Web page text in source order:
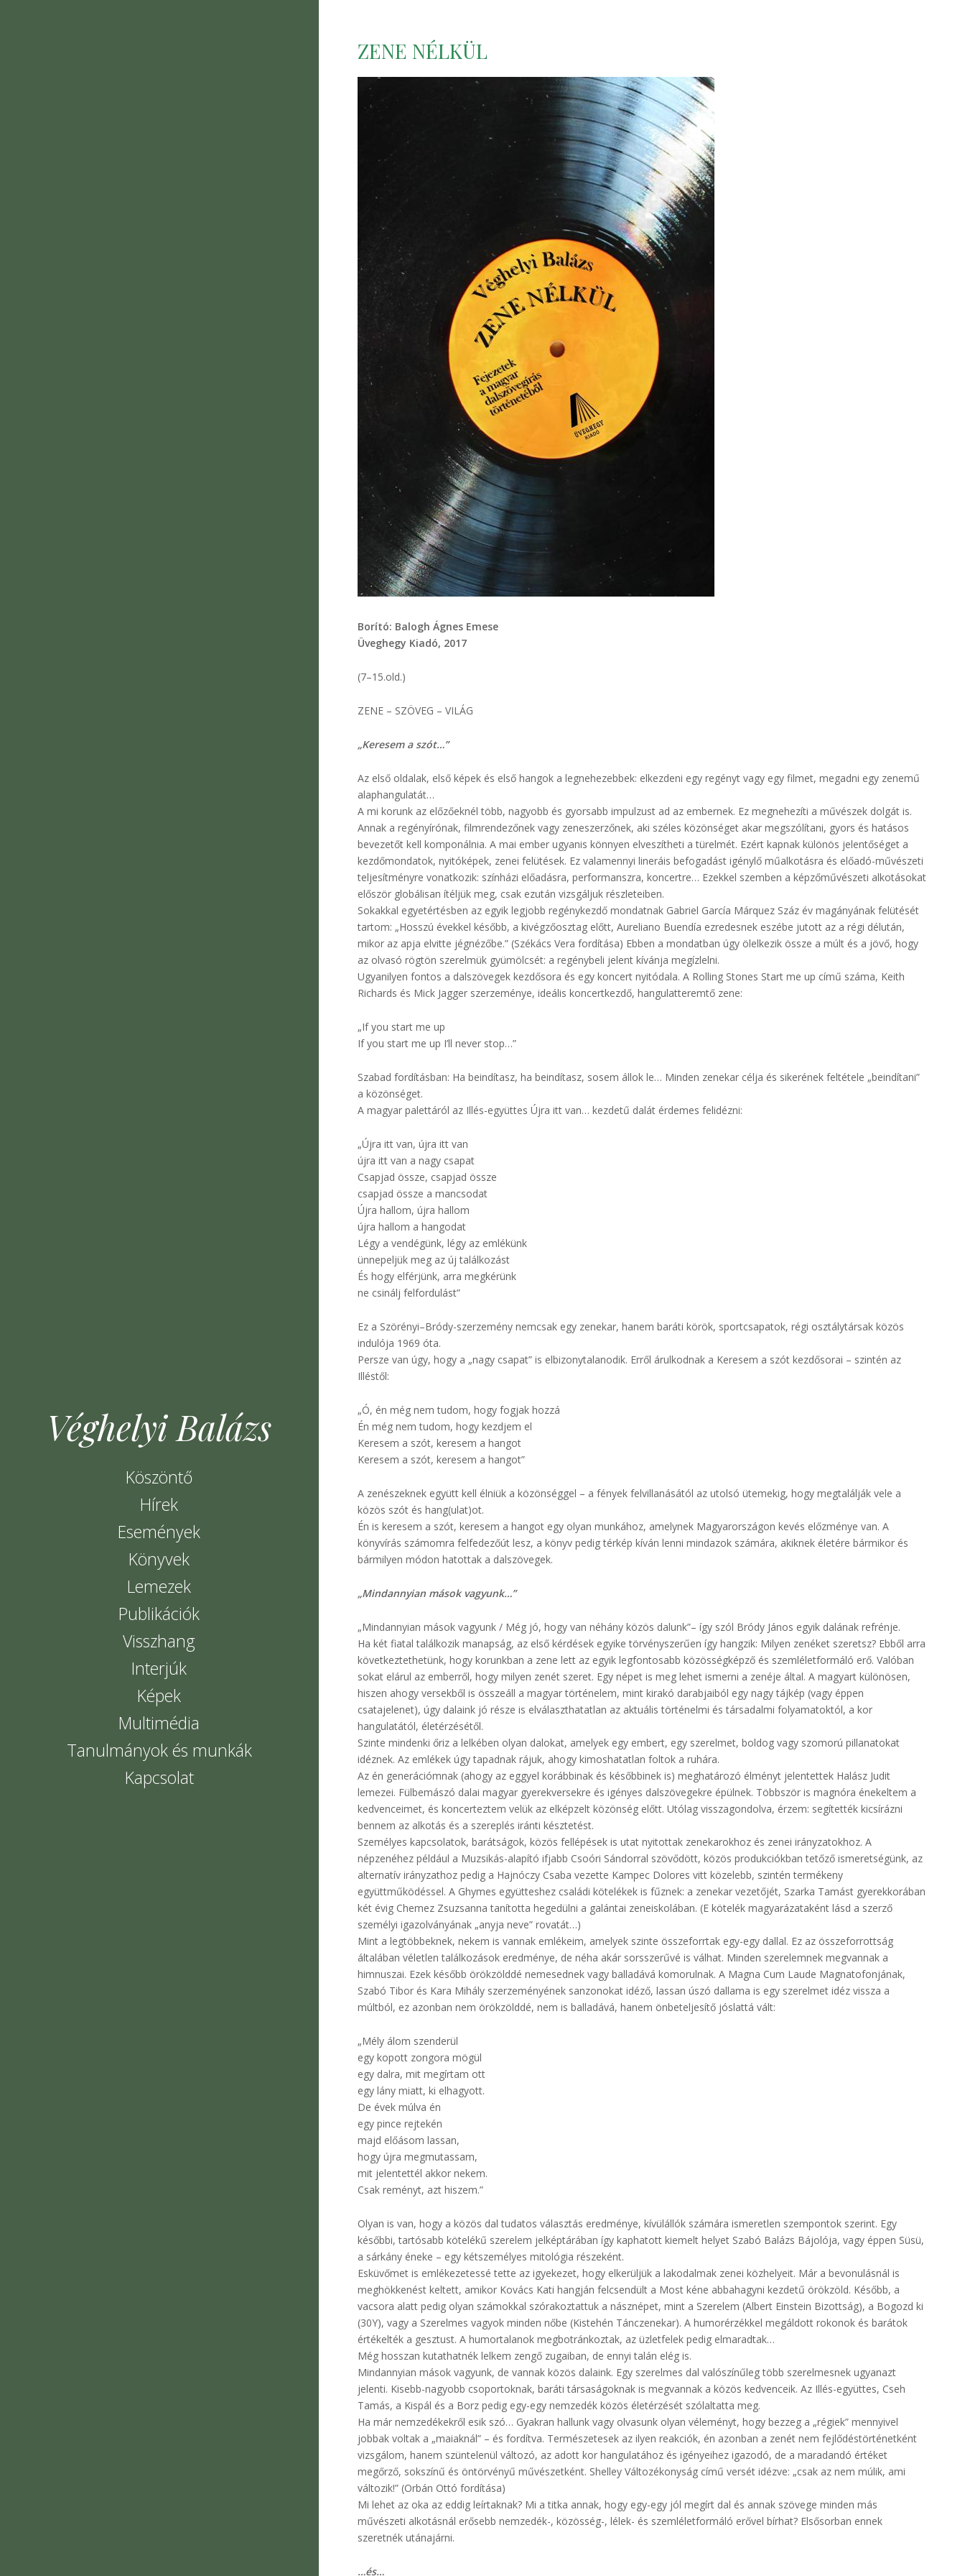
Véghelyi Balázs
Köszöntő
Hírek
Események
Könyvek
Lemezek
Publikációk
Visszhang
Interjúk
Képek
Multimédia
Tanulmányok és munkák
Kapcsolat
ZENE NÉLKÜL
Borító: Balogh Ágnes Emese
Üveghegy Kiadó, 2017
(7–15.old.)
ZENE – SZÖVEG – VILÁG
„Keresem a szót…”
Az első oldalak, első képek és első hangok a legnehezebbek: elkezdeni egy regényt vagy egy filmet, megadni egy zenemű
alaphangulatát…
A mi korunk az előzőeknél több, nagyobb és gyorsabb impulzust ad az embernek. Ez megnehezíti a művészek dolgát is.
Annak a regényírónak, filmrendezőnek vagy zeneszerzőnek, aki széles közönséget akar megszólítani, gyors és hatásos
bevezetőt kell komponálnia. A mai ember ugyanis könnyen elveszítheti a türelmét. Ezért kapnak különös jelentőséget a
kezdőmondatok, nyitóképek, zenei felütések. Ez valamennyi lineráis befogadást igénylő műalkotásra és előadó-művészeti
teljesítményre vonatkozik: színházi előadásra, performanszra, koncertre… Ezekkel szemben a képzőművészeti alkotásokat
először globálisan ítéljük meg, csak ezután vizsgáljuk részleteiben.
Sokakkal egyetértésben az egyik legjobb regénykezdő mondatnak Gabriel García Márquez Száz év magányának felütését
tartom: „Hosszú évekkel később, a kivégzőosztag előtt, Aureliano Buendía ezredesnek eszébe jutott az a régi délután,
mikor az apja elvitte jégnézőbe.” (Székács Vera fordítása) Ebben a mondatban úgy ölelkezik össze a múlt és a jövő, hogy
az olvasó rögtön szerelmük gyümölcsét: a regénybeli jelent kívánja megízlelni.
Ugyanilyen fontos a dalszövegek kezdősora és egy koncert nyitódala. A Rolling Stones Start me up című száma, Keith
Richards és Mick Jagger szerzeménye, ideális koncertkezdő, hangulatteremtő zene:
„If you start me up
If you start me up I’ll never stop…”
Szabad fordításban: Ha beindítasz, ha beindítasz, sosem állok le… Minden zenekar célja és sikerének feltétele „beindítani”
a közönséget.
A magyar palettáról az Illés-együttes Újra itt van… kezdetű dalát érdemes felidézni:
„Újra itt van, újra itt van
újra itt van a nagy csapat
Csapjad össze, csapjad össze
csapjad össze a mancsodat
Újra hallom, újra hallom
újra hallom a hangodat
Légy a vendégünk, légy az emlékünk
ünnepeljük meg az új találkozást
És hogy elférjünk, arra megkérünk
ne csinálj felfordulást”
Ez a Szörényi–Bródy-szerzemény nemcsak egy zenekar, hanem baráti körök, sportcsapatok, régi osztálytársak közös
indulója 1969 óta.
Persze van úgy, hogy a „nagy csapat” is elbizonytalanodik. Erről árulkodnak a Keresem a szót kezdősorai – szintén az
Illéstől:
„Ó, én még nem tudom, hogy fogjak hozzá
Én még nem tudom, hogy kezdjem el
Keresem a szót, keresem a hangot
Keresem a szót, keresem a hangot”
A zenészeknek együtt kell élniük a közönséggel – a fények felvillanásától az utolsó ütemekig, hogy megtalálják vele a
közös szót és hang(ulat)ot.
Én is keresem a szót, keresem a hangot egy olyan munkához, amelynek Magyarországon kevés előzménye van. A
könyvírás számomra felfedezőút lesz, a könyv pedig térkép kíván lenni mindazok számára, akiknek életére bármikor és
bármilyen módon hatottak a dalszövegek.
„Mindannyian mások vagyunk…”
„Mindannyian mások vagyunk / Még jó, hogy van néhány közös dalunk”– így szól Bródy János egyik dalának refrénje.
Ha két fiatal találkozik manapság, az első kérdések egyike törvényszerűen így hangzik: Milyen zenéket szeretsz? Ebből arra
következtethetünk, hogy korunkban a zene lett az egyik legfontosabb közösségképző és szemléletformáló erő. Valóban
sokat elárul az emberről, hogy milyen zenét szeret. Egy népet is meg lehet ismerni a zenéje által. A magyart különösen,
hiszen ahogy versekből is összeáll a magyar történelem, mint kirakó darabjaiból egy nagy tájkép (vagy éppen
csatajelenet), úgy dalaink jó része is elválaszthatatlan az aktuális történelmi és társadalmi folyamatoktól, a kor
hangulatától, életérzésétől.
Szinte mindenki őriz a lelkében olyan dalokat, amelyek egy embert, egy szerelmet, boldog vagy szomorú pillanatokat
idéznek. Az emlékek úgy tapadnak rájuk, ahogy kimoshatatlan foltok a ruhára.
Az én generációmnak (ahogy az eggyel korábbinak és későbbinek is) meghatározó élményt jelentettek Halász Judit
lemezei. Fülbemászó dalai magyar gyerekversekre és igényes dalszövegekre épülnek. Többször is magnóra énekeltem a
kedvenceimet, és koncerteztem velük az elképzelt közönség előtt. Utólag visszagondolva, érzem: segítették kicsírázni
bennem az alkotás és a szereplés iránti késztetést.
Személyes kapcsolatok, barátságok, közös fellépések is utat nyitottak zenekarokhoz és zenei irányzatokhoz. A
népzenéhez például a Muzsikás-alapító ifjabb Csoóri Sándorral szövődött, közös produkciókban tetőző ismeretségünk, az
alternatív irányzathoz pedig a Hajnóczy Csaba vezette Kampec Dolores vitt közelebb, szintén termékeny
együttműködéssel. A Ghymes együtteshez családi kötelékek is fűznek: a zenekar vezetőjét, Szarka Tamást gyerekkorában
két évig Chemez Zsuzsanna tanította hegedülni a galántai zeneiskolában. (E kötelék magyarázataként lásd a szerző
személyi igazolványának „anyja neve” rovatát…)
Mint a legtöbbeknek, nekem is vannak emlékeim, amelyek szinte összeforrtak egy-egy dallal. Ez az összeforrottság
általában véletlen találkozások eredménye, de néha akár sorsszerűvé is válhat. Minden szerelemnek megvannak a
himnuszai. Ezek később örökzölddé nemesednek vagy balladává komorulnak. A Magna Cum Laude Magnatofonjának,
Szabó Tibor és Kara Mihály szerzeményének sanzonokat idéző, lassan úszó dallama is egy szerelmet idéz vissza a
múltból, ez azonban nem örökzölddé, nem is balladává, hanem önbeteljesítő jóslattá vált:
„Mély álom szenderül
egy kopott zongora mögül
egy dalra, mit megírtam ott
egy lány miatt, ki elhagyott.
De évek múlva én
egy pince rejtekén
majd előásom lassan,
hogy újra megmutassam,
mit jelentettél akkor nekem.
Csak reményt, azt hiszem.”
Olyan is van, hogy a közös dal tudatos választás eredménye, kívülállók számára ismeretlen szempontok szerint. Egy
későbbi, tartósabb kötelékű szerelem jelképtárában így kaphatott kiemelt helyet Szabó Balázs Bájolója, vagy éppen Süsü,
a sárkány éneke – egy kétszemélyes mitológia részeként.
Esküvőmet is emlékezetessé tette az igyekezet, hogy elkerüljük a lakodalmak zenei közhelyeit. Már a bevonulásnál is
meghökkenést keltett, amikor Kovács Kati hangján felcsendült a Most kéne abbahagyni kezdetű örökzöld. Később, a
vacsora alatt pedig olyan számokkal szórakoztattuk a násznépet, mint a Szerelem (Albert Einstein Bizottság), a Bogozd ki
(30Y), vagy a Szerelmes vagyok minden nőbe (Kistehén Tánczenekar). A humorérzékkel megáldott rokonok és barátok
értékelték a gesztust. A humortalanok megbotránkoztak, az üzletfelek pedig elmaradtak…
Még hosszan kutathatnék lelkem zengő zugaiban, de ennyi talán elég is.
Mindannyian mások vagyunk, de vannak közös dalaink. Egy szerelmes dal valószínűleg több szerelmesnek ugyanazt
jelenti. Kisebb-nagyobb csoportoknak, baráti társaságoknak is megvannak a közös kedvenceik. Az Illés-együttes, Cseh
Tamás, a Kispál és a Borz pedig egy-egy nemzedék közös életérzését szólaltatta meg.
Ha már nemzedékekről esik szó… Gyakran hallunk vagy olvasunk olyan véleményt, hogy bezzeg a „régiek” mennyivel
jobbak voltak a „maiaknál” – és fordítva. Természetesek az ilyen reakciók, én azonban a zenét nem fejlődéstörténetként
vizsgálom, hanem szüntelenül változó, az adott kor hangulatához és igényeihez igazodó, de a maradandó értéket
megőrző, sokszínű és öntörvényű művészetként. Shelley Változékonyság című versét idézve: „csak az nem múlik, ami
változik!” (Orbán Ottó fordítása)
Mi lehet az oka az eddig leírtaknak? Mi a titka annak, hogy egy-egy jól megírt dal és annak szövege minden más
művészeti alkotásnál erősebb nemzedék-, közösség-, lélek- és szemléletformáló erővel bírhat? Elsősorban ennek
szeretnék utánajárni.
…és…